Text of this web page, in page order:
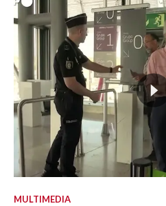
MULTIMEDIA